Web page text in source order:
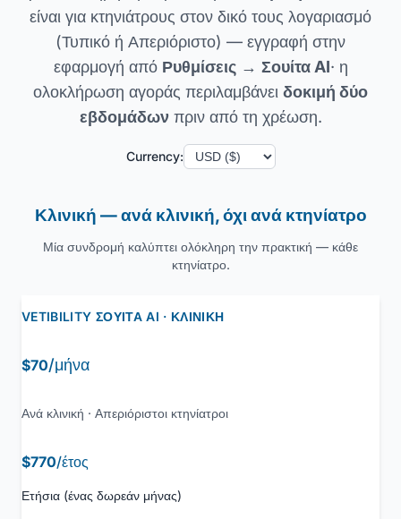
είναι για κτηνιάτρους στον δικό τους λογαριασμό
(Τυπικό ή Απεριόριστο) — εγγραφή στην
εφαρμογή από Ρυθμίσεις→ Σουίτα AI· η
ολοκλήρωση αγοράς περιλαμβάνει δοκιμή δύο
εβδομάδωνπριν από τη χρέωση.
Currency:
Κλινική — ανά κλινική, όχι ανά κτηνίατρο
Μία συνδρομή καλύπτει ολόκληρη την πρακτική — κάθε
κτηνίατρο.
VETIBILITY ΣΟΥΊΤΑ AI · ΚΛΙΝΙΚΉ
$70/μήνα
Ανά κλινική · Απεριόριστοι κτηνίατροι
$770/έτος
Ετήσια (ένας δωρεάν μήνας)